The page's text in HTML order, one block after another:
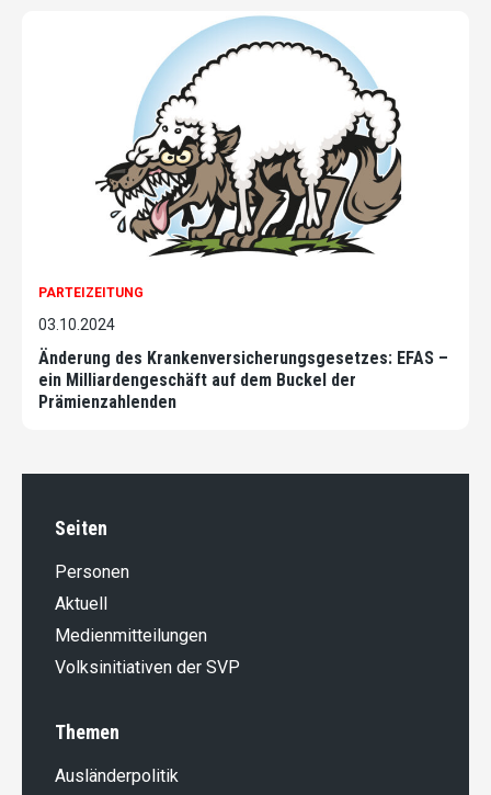
PARTEIZEITUNG
03.10.2024
Änderung des Krankenversicherungs­gesetzes: EFAS –
ein Milliardengeschäft auf dem Buckel der
Prämienzahlenden
Seiten
Personen
Aktuell
Medienmitteilungen
Volksinitiativen der SVP
Themen
Ausländer­politik